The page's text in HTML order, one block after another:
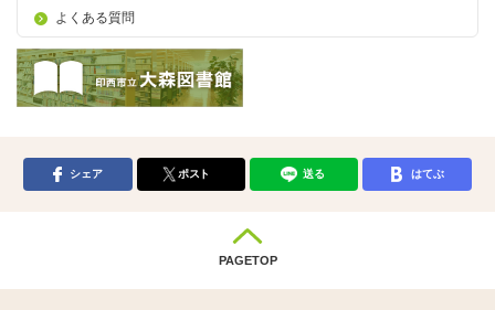
よくある質問
シェア ポスト 送る はてぶ
PAGETOP